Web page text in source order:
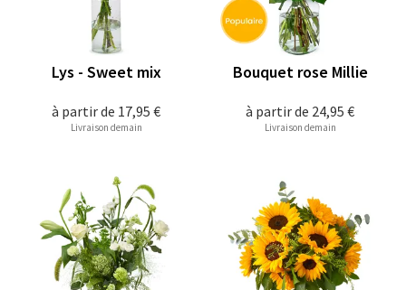
à partir de 17,95 €
Lys - Sweet mix
Livraison demain
à partir de 24,95 €
Bouquet rose Millie
Livraison demain